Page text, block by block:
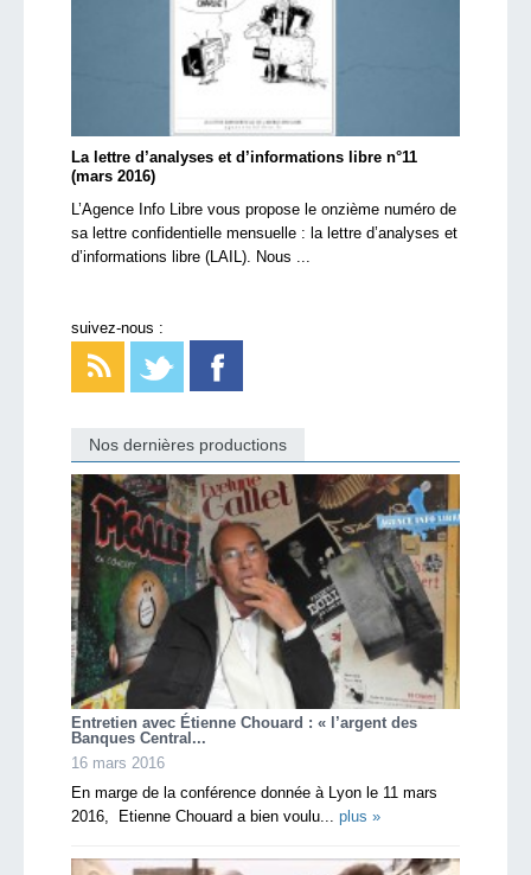
La lettre d’analyses et d’informations libre n°11
(mars 2016)
L’Agence Info Libre vous propose le onzième numéro de
sa lettre confidentielle mensuelle : la lettre d’analyses et
d’informations libre (LAIL). Nous ...
suivez-nous :
Nos dernières productions
Entretien avec Étienne Chouard : « l’argent des
Banques Central...
16 mars 2016
En marge de la conférence donnée à Lyon le 11 mars
2016, Etienne Chouard a bien voulu... plus »